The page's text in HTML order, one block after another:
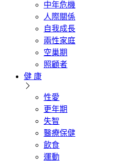
中年危機
人際關係
自我成長
兩性家庭
空巢期
照顧者
健 康
性愛
更年期
失智
醫療保健
飲食
運動